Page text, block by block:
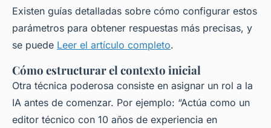
Existen guías detalladas sobre cómo configurar estos
parámetros para obtener respuestas más precisas, y
se puede Leer el artículo completo.
Cómo estructurar el contexto inicial
Otra técnica poderosa consiste en asignar un rol a la
IA antes de comenzar. Por ejemplo: “Actúa como un
editor técnico con 10 años de experiencia en